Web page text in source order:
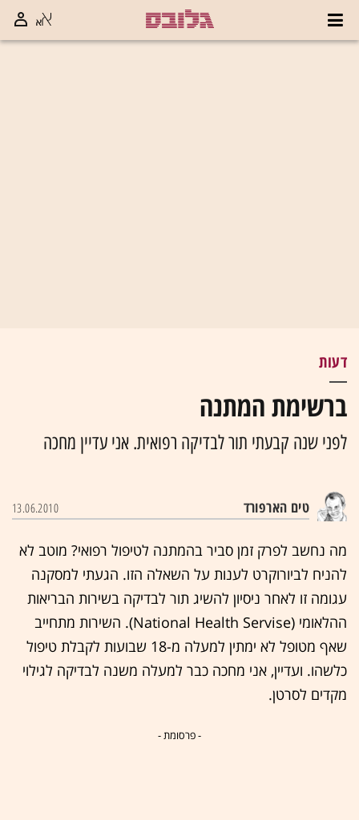
דעות
ברשימת המתנה
לפני שנה קבעתי תור לבדיקה רפואית. אני עדיין מחכה
טים הארפורד 13.06.2010
מה נחשב לפרק זמן סביר בהמתנה לטיפול רפואי? מוטב לא
להניח לביורוקרט לענות על השאלה הזו. הגעתי למסקנה
עגומה זו לאחר ניסיון להשיג תור לבדיקה בשירות הבריאות
ההלאומי (National Health Servise). השירות מתחייב
שאף מטופל לא ימתין למעלה מ-18 שבועות לקבלת טיפול
כלשהו. ועדיין, אני מחכה כבר למעלה משנה לבדיקה לגילוי
מקדים לסרטן.
- פרסומת -